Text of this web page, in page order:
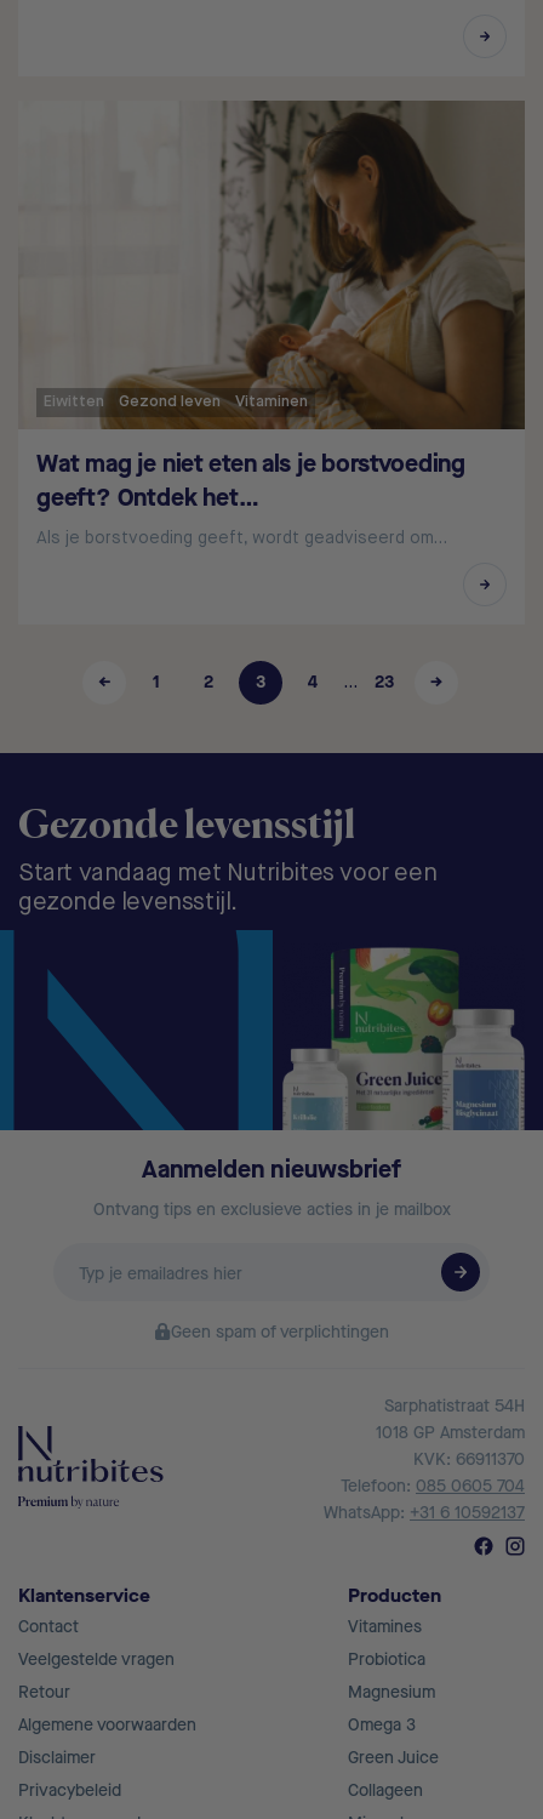
Eiwitten Gezond leven Vitaminen
Wat mag je niet eten als je borstvoeding
geeft? Ontdek het…
Als je borstvoeding geeft, wordt geadviseerd om…
← 1 2 3 4 … 23 →
Gezonde levensstijl
Start vandaag met Nutribites voor een
gezonde levensstijl.
Aanmelden nieuwsbrief
Ontvang tips en exclusieve acties in je mailbox
Geen spam of verplichtingen
Sarphatistraat 54H
1018 GP Amsterdam
KVK: 66911370
Telefoon: 085 0605 704
WhatsApp: +31 6 10592137
Klantenservice
Contact
Veelgestelde vragen
Retour
Algemene voorwaarden
Disclaimer
Privacybeleid
Producten
Vitamines
Probiotica
Magnesium
Omega 3
Green Juice
Collageen